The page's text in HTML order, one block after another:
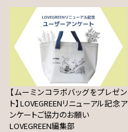
【ムーミンコラボバッグをプレゼン
ト】LOVEGREENリニューアル記念ア
ンケートご協力のお願い
LOVEGREEN編集部